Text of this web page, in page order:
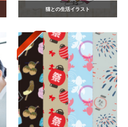
猫との生活イラスト